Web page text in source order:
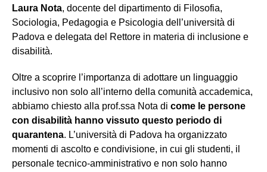
Laura Nota, docente del dipartimento di Filosofia,
Sociologia, Pedagogia e Psicologia dell’università di
Padova e delegata del Rettore in materia di inclusione e
disabilità.
Oltre a scoprire l’importanza di adottare un linguaggio
inclusivo non solo all’interno della comunità accademica,
abbiamo chiesto alla prof.ssa Nota di come le persone
con disabilità hanno vissuto questo periodo di
quarantena. L’università di Padova ha organizzato
momenti di ascolto e condivisione, in cui gli studenti, il
personale tecnico-amministrativo e non solo hanno